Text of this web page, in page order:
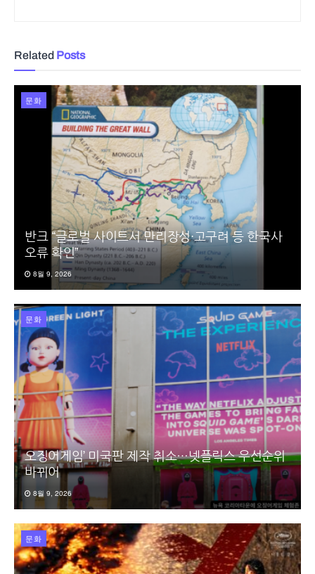
Related Posts
문화
반크 “글로벌 사이트서 만리장성·고구려 등 한국사
오류 확인”
8월 9, 2026
문화
오징어게임’ 미국판 제작 취소…넷플릭스 우선순위
바뀌어
8월 9, 2026
문화